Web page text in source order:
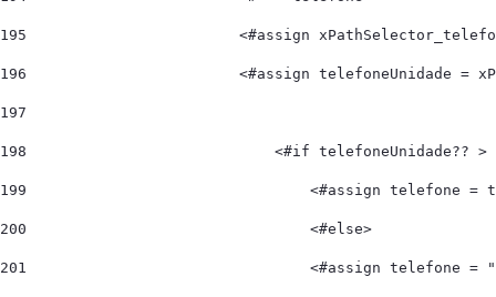
195
<#assign
196
<#assign telefoneUnidade =
197
198
                            <#if telefoneUnidade?? >
199
<#assign telefone =
200
                                <#else>
201
<#assign telefone =